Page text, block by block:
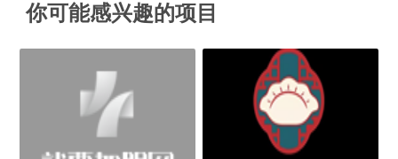
你可能感兴趣的项目